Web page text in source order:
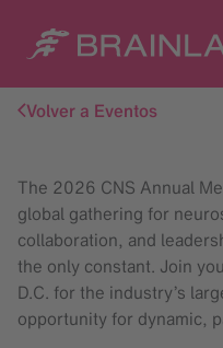
Volver a Eventos
The 2026 CNS Annual
global gathering for
collaboration, and
the only constant. Join
D.C. for the industry’s
opportunity for dynamic,